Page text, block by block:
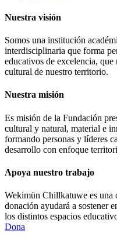
Nuestra visión
Somos una institución
interdisciplinaria que forma
educativos de excelencia,
cultural de nuestro territorio.
Nuestra misión
Es misión de la Fundación
cultural y natural, material e
formando personas y líderes
desarrollo con enfoque
Apoya nuestro trabajo
Wekimün Chillkatuwe es una
donación ayudará a sostener
los distintos espacios
Dona